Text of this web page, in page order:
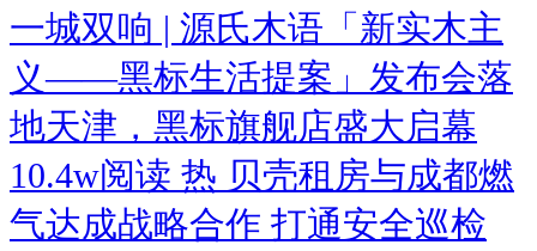
一城双响 | 源氏木语「新实木主
义——黑标生活提案」发布会落
地天津，黑标旗舰店盛大启幕
10.4w阅读 热 贝壳租房与成都燃
气达成战略合作 打通安全巡检